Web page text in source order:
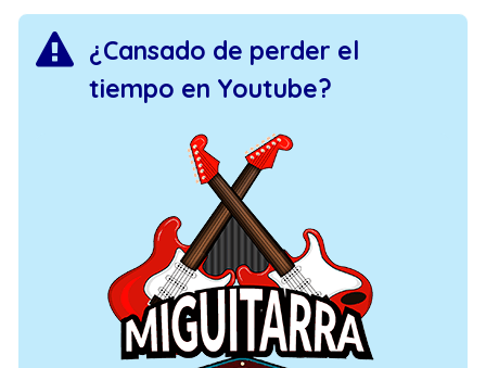
¿Cansado de perder el
tiempo en Youtube?